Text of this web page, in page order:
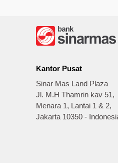
Kantor Pusat
Sinar Mas Land Plaza
Jl. M.H Thamrin kav 51,
Menara 1, Lantai 1 & 2,
Jakarta 10350 -